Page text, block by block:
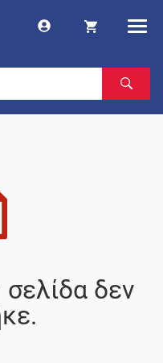
δεν